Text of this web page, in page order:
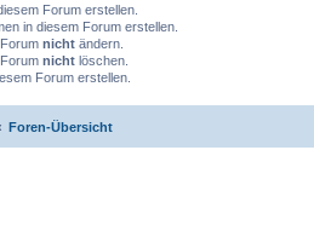
Forum erstellen.
in diesem Forum erstellen.
nicht ändern.
nicht löschen.
Forum erstellen.
Foren-Übersicht